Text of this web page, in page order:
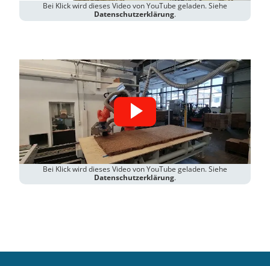
Bei Klick wird dieses Video von YouTube geladen. Siehe
Datenschutzerklärung.
Bei Klick wird dieses Video von YouTube geladen. Siehe
Datenschutzerklärung.